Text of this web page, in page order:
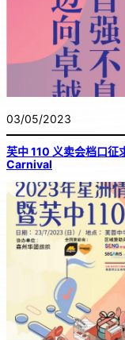
03/05/2023
芙中 110 义卖会档口
Carnival